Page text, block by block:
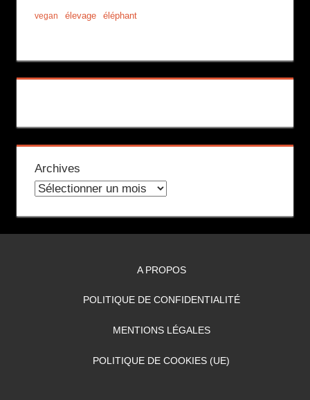
vegan élevage éléphant
Archives
A PROPOS
POLITIQUE DE CONFIDENTIALITÉ
MENTIONS LÉGALES
POLITIQUE DE COOKIES (UE)